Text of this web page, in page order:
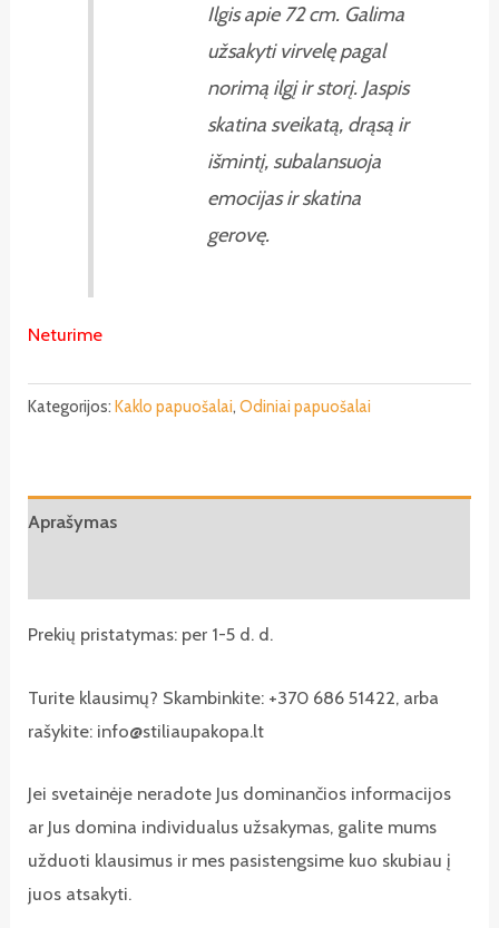
Ilgis apie 72 cm. Galima
užsakyti virvelę pagal
norimą ilgį ir storį. Jaspis
skatina sveikatą, drąsą ir
išmintį, subalansuoja
emocijas ir skatina
gerovę.
Neturime
Kategorijos: Kaklo papuošalai,Odiniai papuošalai
Aprašymas
Prekių pristatymas: per 1-5 d. d.
Turite klausimų? Skambinkite: +370 686 51422, arba
rašykite: info@stiliaupakopa.lt
Jei svetainėje neradote Jus dominančios informacijos
ar Jus domina individualus užsakymas, galite mums
užduoti klausimus ir mes pasistengsime kuo skubiau į
juos atsakyti.